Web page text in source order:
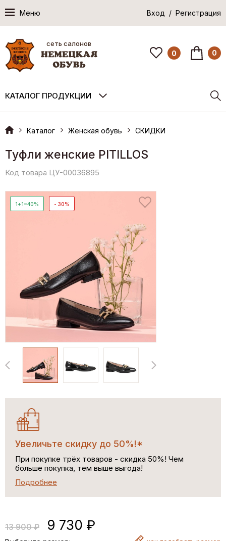
Меню Вход / Регистрация
сеть салонов
0 0
КАТАЛОГ ПРОДУКЦИИ
Каталог Женская обувь СКИДКИ
Туфли женские PITILLOS
Код товара ЦУ-00036895
1+1=40% - 30%
Увеличьте скидку до 50%!*
При покупке трёх товаров - скидка 50%! Чем
больше покупка, тем выше выгода!
Подробнее
13 900 ₽ 9 730 ₽